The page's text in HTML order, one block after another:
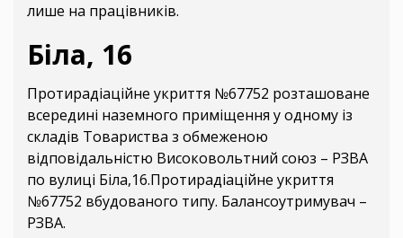
лише на працівників.
Біла, 16
Протирадіаційне укриття №67752 розташоване
всередині наземного приміщення у одному із
складів Товариства з обмеженою
відповідальністю Високовольтний союз – РЗВА
по вулиці Біла,16.Протирадіаційне укриття
№67752 вбудованого типу. Балансоутримувач –
РЗВА.